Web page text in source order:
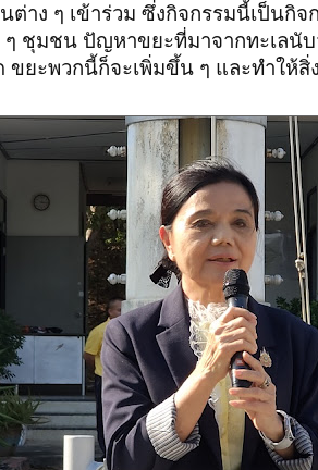
ต่าง ๆ เข้าร่วม ซึ่งกิจกรรมนี้เป็นกิ
ชุมชน ปัญหาขยะที่มาจากทะเลนั
ขยะพวกนี้ก็จะเพิ่มขึ้น ๆ และทำให้สิ่